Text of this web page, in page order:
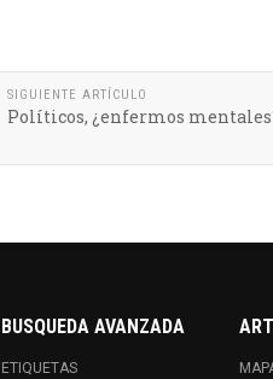
SIGUIENTE ARTÍCULO
Políticos, ¿enfermos
BUSQUEDA AVANZADA
ETIQUETAS